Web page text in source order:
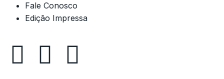
Fale Conosco
Edição Impressa